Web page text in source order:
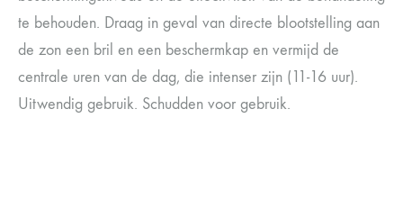
te behouden. Draag in geval van directe blootstelling aan
de zon een bril en een beschermkap en vermijd de
centrale uren van de dag, die intenser zijn (11-16 uur).
Uitwendig gebruik. Schudden voor gebruik.